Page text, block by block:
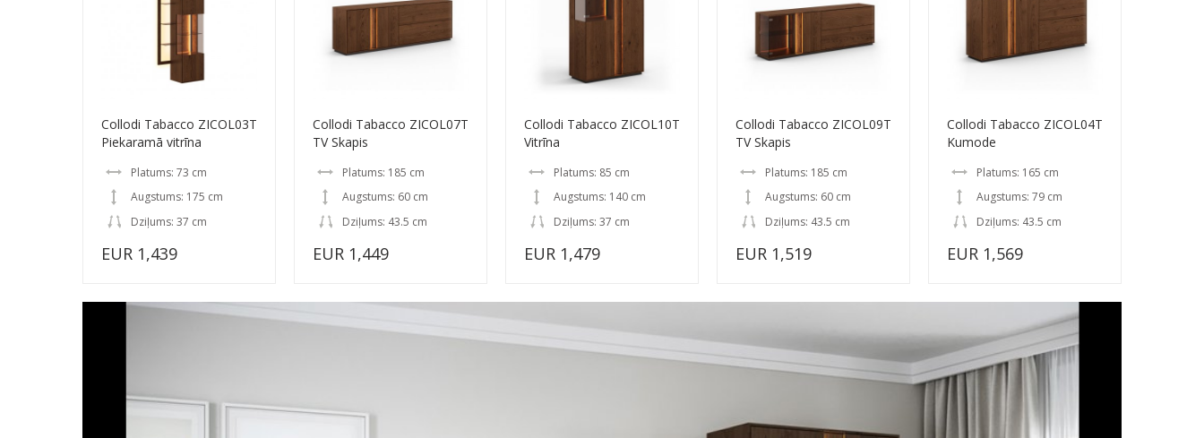
Collodi Tabacco ZICOL03T
Piekaramā vitrīna
Platums: 73 cm
Augstums: 175 cm
Dziļums: 37 cm
EUR 1,439
Collodi Tabacco ZICOL07T
TV Skapis
Platums: 185 cm
Augstums: 60 cm
Dziļums: 43.5 cm
EUR 1,449
Collodi Tabacco ZICOL10T
Vitrīna
Platums: 85 cm
Augstums: 140 cm
Dziļums: 37 cm
EUR 1,479
Collodi Tabacco ZICOL09T
TV Skapis
Platums: 185 cm
Augstums: 60 cm
Dziļums: 43.5 cm
EUR 1,519
Collodi Tabacco ZICOL04T
Kumode
Platums: 165 cm
Augstums: 79 cm
Dziļums: 43.5 cm
EUR 1,569